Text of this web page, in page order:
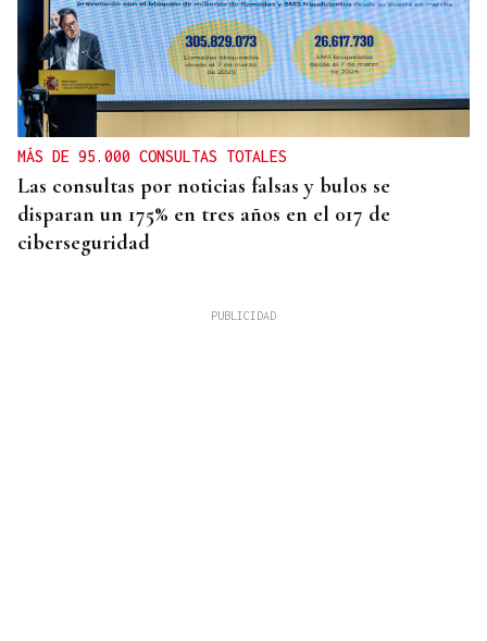
MÁS DE 95.000 CONSULTAS TOTALES
Las consultas por noticias falsas y bulos se
disparan un 175% en tres años en el 017 de
ciberseguridad